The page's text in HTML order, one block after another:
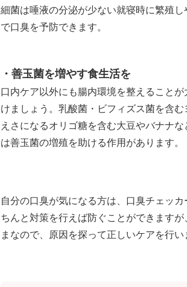
細菌は唾液の分泌が少ない就寝時に繁殖
で口臭を予防できます。
・善玉菌を増やす食生活を
口内ケア以外にも腸内環境を整えること
けましょう。乳酸菌・ビフィズス菌を含
えさになるオリゴ糖を含む大豆やバナナ
は善玉菌の増殖を助ける作用があります。
自分の口臭が気になる方は、口臭チェッ
ちんと対策を行えば防ぐことができます
まなので、原因を探って正しいケアを行い